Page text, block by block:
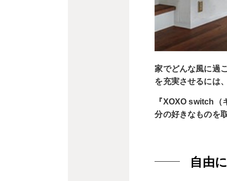
家でどんな風に過
を充実させるには
『XOXO switch（
分の好きなものを
自由